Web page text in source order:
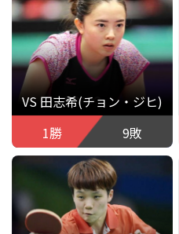
VS 田志希(チョン・ジヒ)
1勝
9敗